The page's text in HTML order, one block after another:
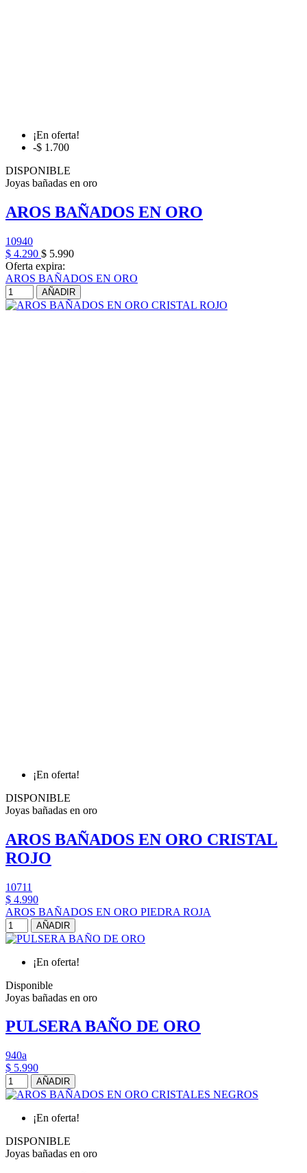
¡En oferta!
-$ 1.700
DISPONIBLE
Joyas bañadas en oro
AROS BAÑADOS EN ORO
10940
$ 4.290 $ 5.990
Oferta expira:
AROS BAÑADOS EN ORO
AÑADIR
¡En oferta!
DISPONIBLE
Joyas bañadas en oro
AROS BAÑADOS EN ORO CRISTAL
ROJO
10711
$ 4.990
AROS BAÑADOS EN ORO PIEDRA ROJA
AÑADIR
¡En oferta!
Disponible
Joyas bañadas en oro
PULSERA BAÑO DE ORO
940a
$ 5.990
AÑADIR
¡En oferta!
DISPONIBLE
Joyas bañadas en oro